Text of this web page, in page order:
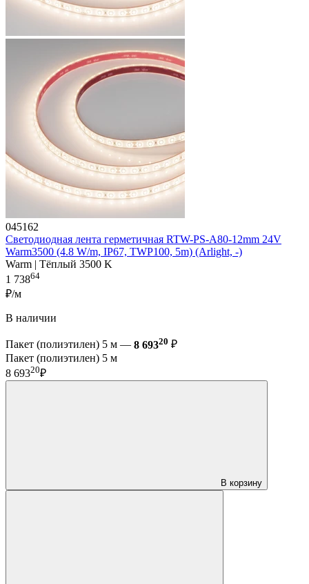
045162
Светодиодная лента герметичная RTW-PS-A80-12mm 24V
Warm3500 (4.8 W/m, IP67, TWP100, 5m) (Arlight, -)
Warm | Тёплый 3500 K
1 73864
₽/м
В наличии
Пакет (полиэтилен) 5 м — 8 69320 ₽
Пакет (полиэтилен) 5 м
8 69320₽
В корзину